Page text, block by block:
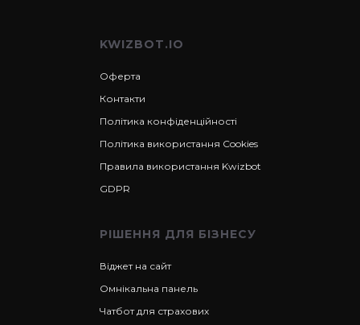
KWIZBOT.IO
Оферта
Контакти
Політика конфіденційності
Політика використання Cookies
Правила використання Kwizbot
GDPR
РІШЕННЯ ДЛЯ БІЗНЕСУ
Віджет на сайт
Омнікальна панель
Чатбот для страхових